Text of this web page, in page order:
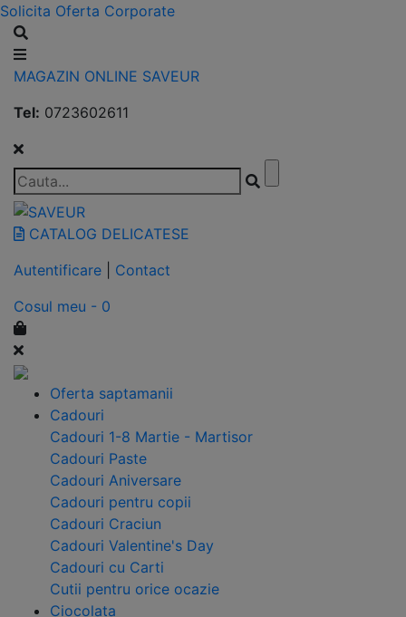
Solicita Oferta Corporate
MAGAZIN ONLINE SAVEUR
Tel: 0723602611
CATALOG DELICATESE
Autentificare
Contact
Cosul meu - 0
Oferta saptamanii
Cadouri
Cadouri 1-8 Martie - Martisor
Cadouri Paste
Cadouri Aniversare
Cadouri pentru copii
Cadouri Craciun
Cadouri Valentine's Day
Cadouri cu Carti
Cutii pentru orice ocazie
Ciocolata